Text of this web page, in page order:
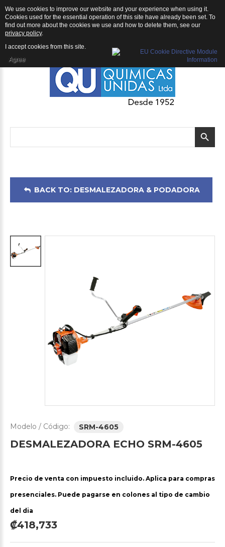
BACK TO: DESMALEZADORA & PODADORA
Modelo / Código: SRM-4605
DESMALEZADORA ECHO SRM-4605
Precio de venta con impuesto incluido. Aplica para compras
presenciales. Puede pagarse en colones al tipo de cambio
del dia
₡418,733
We use cookies to improve our website and your experience when using it.
Cookies used for the essential operation of this site have already been set. To
find out more about the cookies we use and how to delete them, see our
privacy policy.
I accept cookies from this site.
Agree
Desmalezadora & Podadora: Desmalezadora ECHO SRM-4605